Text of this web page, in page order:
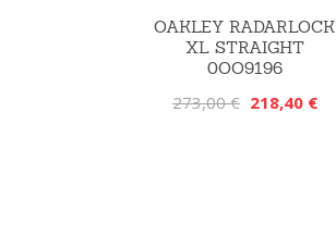
OAKLEY RADARLOCK
XL STRAIGHT
0OO9196
273,00 € 218,40 €